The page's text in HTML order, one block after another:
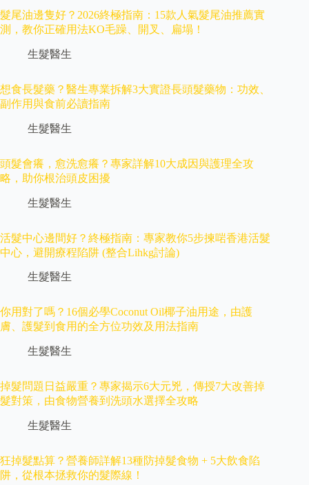
髮尾油邊隻好？2026終極指南：15款人氣髮尾油推薦實
測，教你正確用法KO毛躁、開叉、扁塌！
生髮醫生
想食長髮藥？醫生專業拆解3大實證長頭髮藥物：功效、
副作用與食前必讀指南
生髮醫生
頭髮會癢，愈洗愈癢？專家詳解10大成因與護理全攻
略，助你根治頭皮困擾
生髮醫生
活髮中心邊間好？終極指南：專家教你5步揀啱香港活髮
中心，避開療程陷阱 (整合Lihkg討論)
生髮醫生
你用對了嗎？16個必學Coconut Oil椰子油用途，由護
膚、護髮到食用的全方位功效及用法指南
生髮醫生
掉髮問題日益嚴重？專家揭示6大元兇，傳授7大改善掉
髮對策，由食物營養到洗頭水選擇全攻略
生髮醫生
狂掉髮點算？營養師詳解13種防掉髮食物 + 5大飲食陷
阱，從根本拯救你的髮際線！